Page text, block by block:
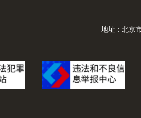
地址：北京